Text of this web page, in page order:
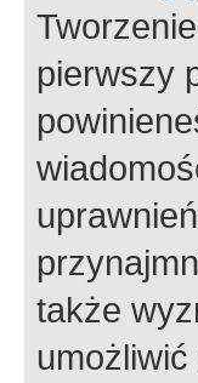
pierwszy
także